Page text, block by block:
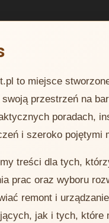
to miejsce
przestrzeń na
poradach,
i szeroko pojętymi
treści dla tych,
prac oraz wyboru
remont i
jak i tych, które